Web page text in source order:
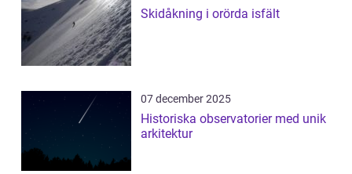
Skidåkning i orörda isfält
07 december 2025
Historiska observatorier med unik
arkitektur